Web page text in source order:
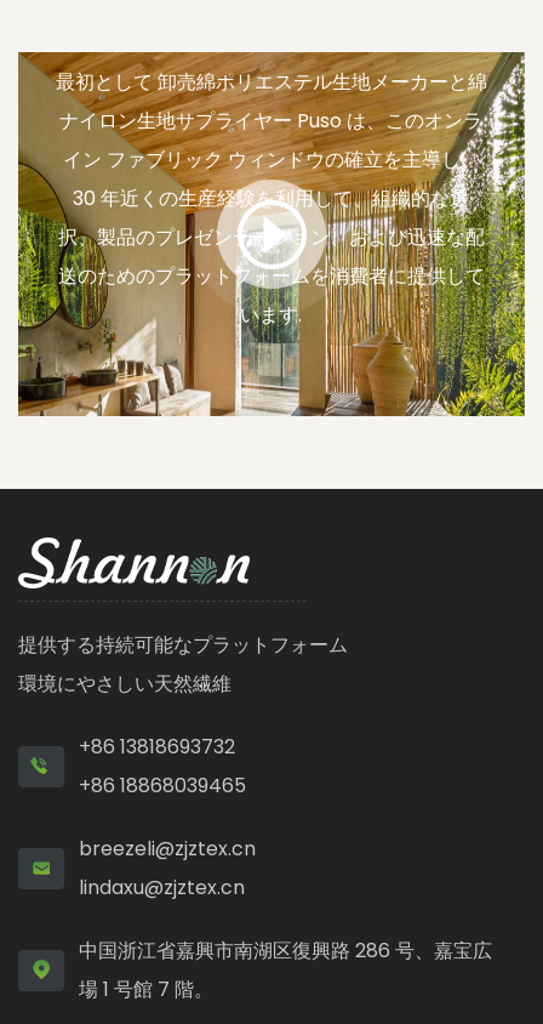
最初として卸売綿ポリエステル生地メーカーと綿
ナイロン生地サプライヤーPuso は、このオンラ
イン ファブリック ウィンドウの確立を主導し、
30 年近くの生産経験を利用して、組織的な選
択、製品のプレゼンテーション、および迅速な配
送のためのプラットフォームを消費者に提供して
います.
提供する持続可能なプラットフォーム
環境にやさしい天然繊維
+86 13818693732
+86 18868039465
breezeli@zjztex.cn
lindaxu@zjztex.cn
中国浙江省嘉興市南湖区復興路 286 号、嘉宝広
場 1 号館 7 階。